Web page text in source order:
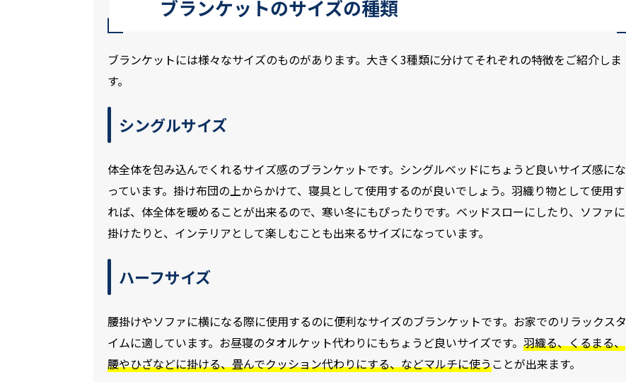
ブランケットのサイズの種類
ブランケットには様々なサイズのものがあります。大きく3種類に分けてそれぞれの特徴をご紹介しま
す。
シングルサイズ
体全体を包み込んでくれるサイズ感のブランケットです。シングルベッドにちょうど良いサイズ感にな
っています。掛け布団の上からかけて、寝具として使用するのが良いでしょう。羽織り物として使用す
れば、体全体を暖めることが出来るので、寒い冬にもぴったりです。ベッドスローにしたり、ソファに
掛けたりと、インテリアとして楽しむことも出来るサイズになっています。
ハーフサイズ
腰掛けやソファに横になる際に使用するのに便利なサイズのブランケットです。お家でのリラックスタ
イムに適しています。お昼寝のタオルケット代わりにもちょうど良いサイズです。 羽織る、くるまる、
腰やひざなどに掛ける、畳んでクッション代わりにする、などマルチに使うことが出来ます。